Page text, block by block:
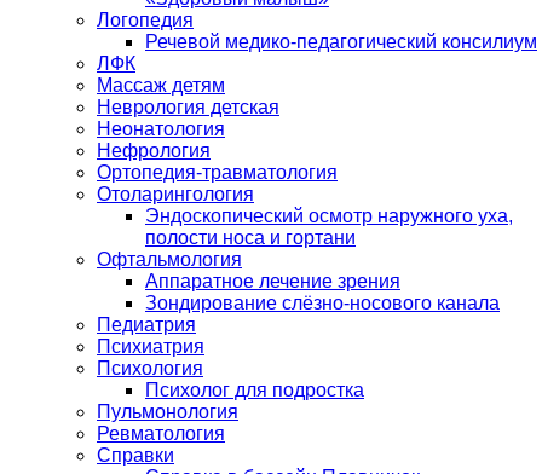
Логопедия
Речевой медико-педагогический консилиум
ЛФК
Массаж детям
Неврология детская
Неонатология
Нефрология
Ортопедия-травматология
Отоларингология
Эндоскопический осмотр наружного уха,
полости носа и гортани
Офтальмология
Аппаратное лечение зрения
Зондирование слёзно-носового канала
Педиатрия
Психиатрия
Психология
Психолог для подростка
Пульмонология
Ревматология
Справки